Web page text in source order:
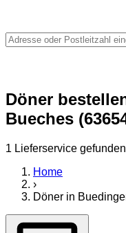
Döner
Bueches
1 Lieferservice gefunden
Home
›
Döner in